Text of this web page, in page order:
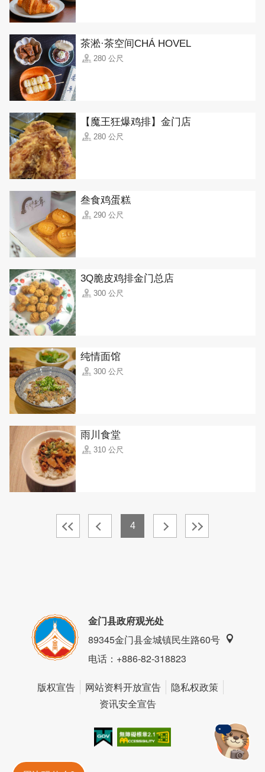
茶淞·茶空间CHÁ HOVEL
280 公尺
【魔王狂爆鸡排】金门店
280 公尺
叁食鸡蛋糕
290 公尺
3Q脆皮鸡排金门总店
300 公尺
纯情面馆
300 公尺
雨川食堂
310 公尺
4
金门县政府观光处
89345金门县金城镇民生路60号
电话：+886-82-318823
版权宣告 网站资料开放宣告
隐私权政策
资讯安全宣告